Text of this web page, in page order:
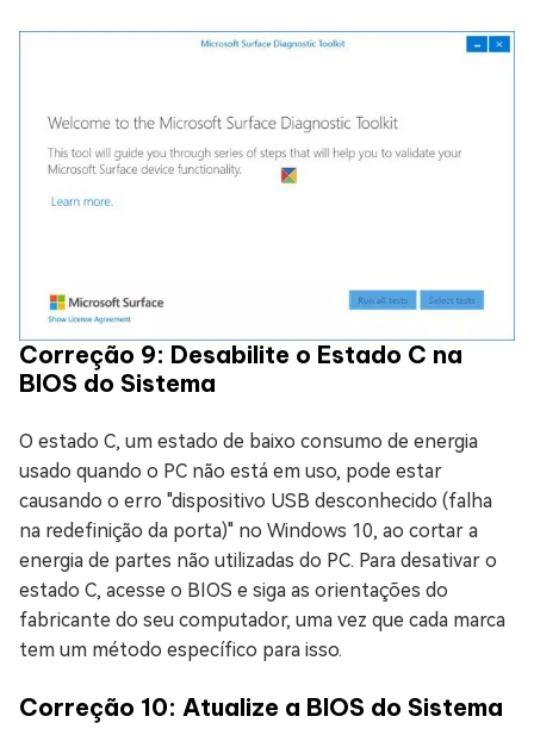
Correção 9: Desabilite o Estado C na
BIOS do Sistema
O estado C, um estado de baixo consumo de energia
usado quando o PC não está em uso, pode estar
causando o erro "dispositivo USB desconhecido (falha
na redefinição da porta)" no Windows 10, ao cortar a
energia de partes não utilizadas do PC. Para desativar o
estado C, acesse o BIOS e siga as orientações do
fabricante do seu computador, uma vez que cada marca
tem um método específico para isso.
Correção 10: Atualize a BIOS do Sistema